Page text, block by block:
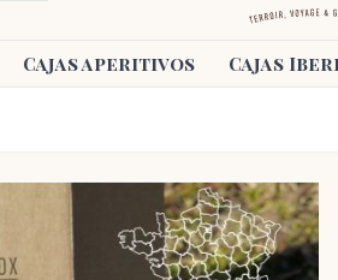
Cajas aperitivos Cajas